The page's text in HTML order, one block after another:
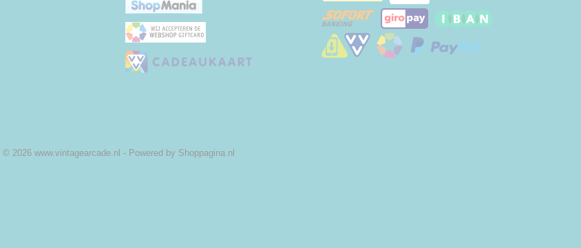
© 2026 www.vintagearcade.nl - Powered by Shoppagina.nl